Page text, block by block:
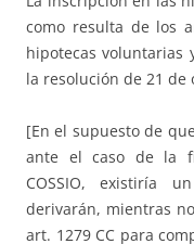
como resulta de los
hipotecas voluntarias
la resolución de 21 de
[En el supuesto de
ante el caso de la
COSSIO, existiría
derivarán, mientras
art. 1279 CC para